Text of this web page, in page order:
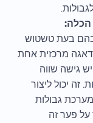
הכלה:
בעת טשטוש
דאגה מרכזית אחת
גישה שווה
זה יכול ליצור
גבולות
על פער זה